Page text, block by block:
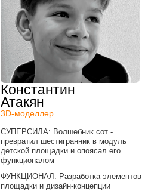
СУПЕРСИЛА: Волшебник сот -
превратил шестигранник в модуль
детской площадки и опоясал его
функционалом
ФУНКЦИОНАЛ: Разработка элементов
площадки и дизайн-концепции
3D-моделлер
Атакян
Константин